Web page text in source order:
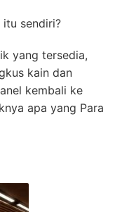
sendiri?
yang tersedia,
kain dan
kembali ke
apa yang Para